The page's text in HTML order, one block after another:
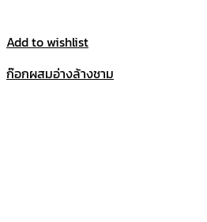
Add to wishlist
ก๊อกผสมอ่างล้างชาม